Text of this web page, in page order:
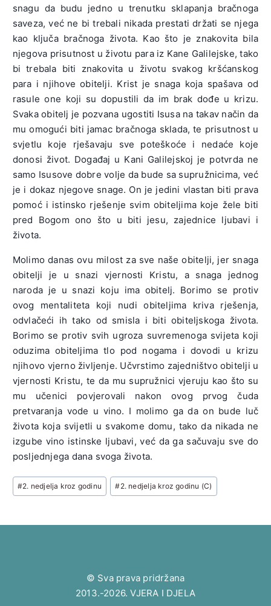
snagu da budu jedno u trenutku sklapanja bračnoga
saveza, već ne bi trebali nikada prestati držati se njega
kao ključa bračnoga života. Kao što je znakovita bila
njegova prisutnost u životu para iz Kane Galilejske, tako
bi trebala biti znakovita u životu svakog kršćanskog
para i njihove obitelji. Krist je snaga koja spašava od
rasule one koji su dopustili da im brak dođe u krizu.
Svaka obitelj je pozvana ugostiti Isusa na takav način da
mu omogući biti jamac bračnoga sklada, te prisutnost u
svjetlu koje rješavaju sve poteškoće i nedaće koje
donosi život. Događaj u Kani Galilejskoj je potvrda ne
samo Isusove dobre volje da bude sa supružnicima, već
je i dokaz njegove snage. On je jedini vlastan biti prava
pomoć i istinsko rješenje svim obiteljima koje žele biti
pred Bogom ono što u biti jesu, zajednice ljubavi i
života.
Molimo danas ovu milost za sve naše obitelji, jer snaga
obitelji je u snazi vjernosti Kristu, a snaga jednog
naroda je u snazi koju ima obitelj. Borimo se protiv
ovog mentaliteta koji nudi obiteljima kriva rješenja,
odvlačeći ih tako od smisla i biti obiteljskoga života.
Borimo se protiv svih ugroza suvremenoga svijeta koji
oduzima obiteljima tlo pod nogama i dovodi u krizu
njihovo vjerno življenje. Učvrstimo zajedništvo obitelji u
vjernosti Kristu, te da mu supružnici vjeruju kao što su
mu učenici povjerovali nakon ovog prvog čuda
pretvaranja vode u vino. I molimo ga da on bude luč
života koja svijetli u svakome domu, tako da nikada ne
izgube vino istinske ljubavi, već da ga sačuvaju sve do
posljednjega dana svoga života.
Post
Tags:
#2. nedjelja kroz godinu #2. nedjelja kroz godinu (C)
© Sva prava pridržana
2013.-2026. VJERA I DJELA